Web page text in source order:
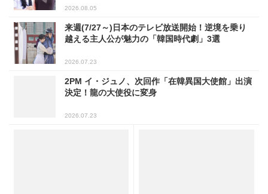
2026.08.05
来週(7/27～)日本のテレビ放送開始！逆境を乗り
越える主人公が魅力の「韓国時代劇」3選
2026.07.23
2PM イ・ジュノ、次回作「在韓異国大使館」出演
決定！龍の大使役に変身
2026.07.23